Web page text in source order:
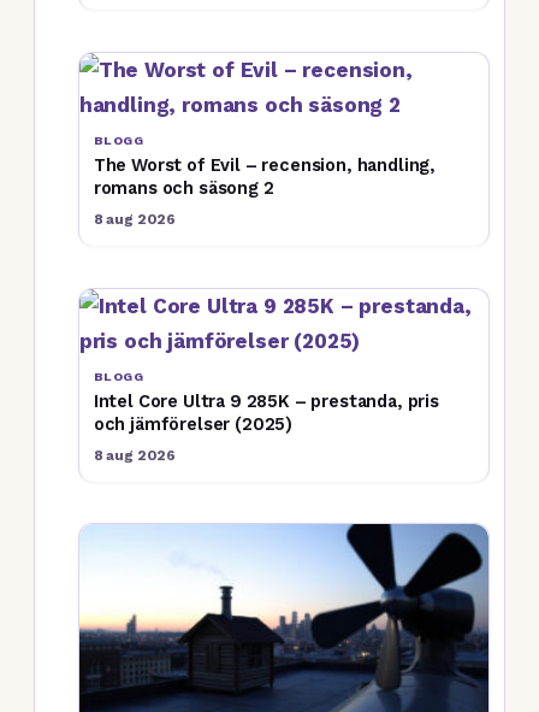
BLOGG
The Worst of Evil – recension, handling,
romans och säsong 2
8 aug 2026
BLOGG
Intel Core Ultra 9 285K – prestanda, pris
och jämförelser (2025)
8 aug 2026